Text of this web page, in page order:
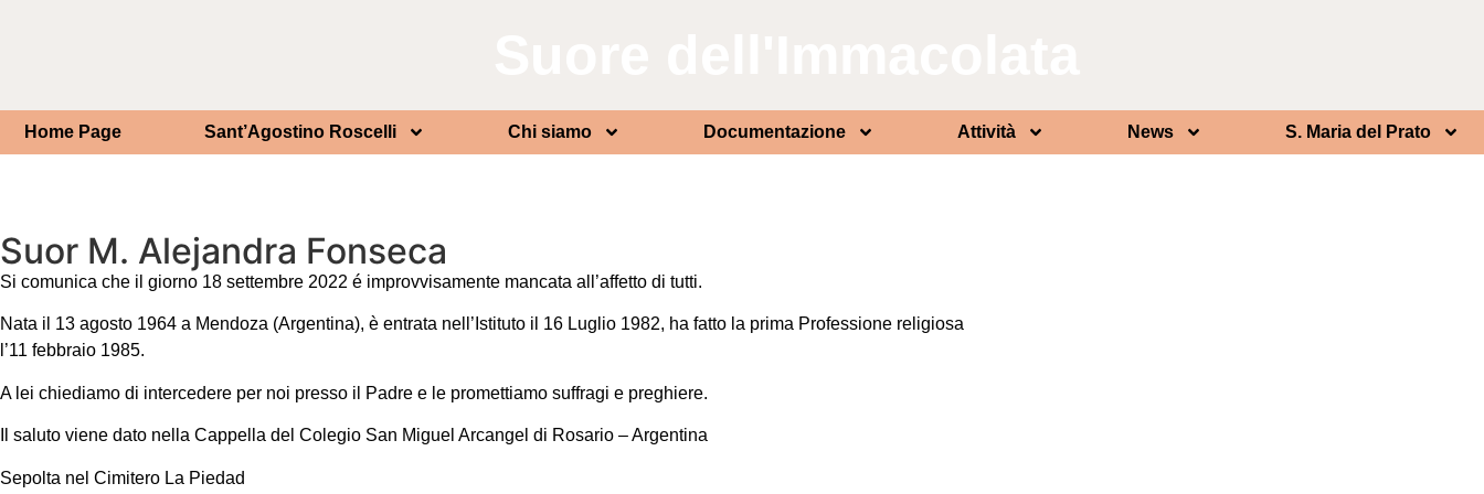
Home Page Sant’Agostino Roscelli Chi siamo Documentazione Attività News S. Maria del Prato
Suor M. Alejandra Fonseca
Si comunica che il giorno 18 settembre 2022 é improvvisamente mancata all’affetto di tutti.
Nata il 13 agosto 1964 a Mendoza (Argentina), è entrata nell’Istituto il 16 Luglio 1982, ha fatto la prima Professione religiosa
l’11 febbraio 1985.
A lei chiediamo di intercedere per noi presso il Padre e le promettiamo suffragi e preghiere.
Il saluto viene dato nella Cappella del Colegio San Miguel Arcangel di Rosario – Argentina
Sepolta nel Cimitero La Piedad